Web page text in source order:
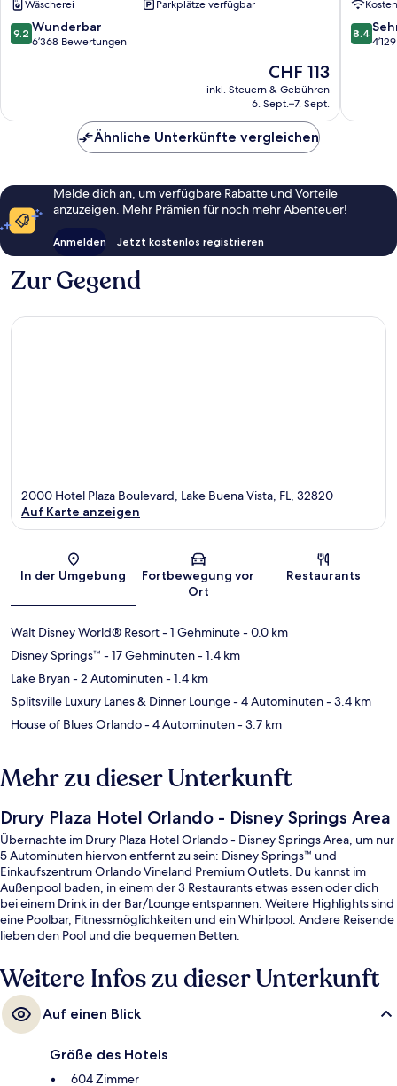
Buena
Vista/Orlando
Orlando
Wäscherei Parkplätze verfügbar
9.2
von
9.2 Wunderbar
6’368 Bewertungen
Der
Preis
beträgt
CHF 113
inkl. Steuern & Gebühren
6. Sept.–7. Sept.
–
Disney
8.4
von
8.4
Ähnliche Unterkünfte vergleichen
Melde dich an, um verfügbare Rabatte und Vorteile
anzuzeigen. Mehr Prämien für noch mehr Abenteuer!
Anmelden Jetzt kostenlos registrieren
Zur Gegend
Karte
2000 Hotel Plaza Boulevard, Lake Buena Vista, FL, 32820
Auf Karte anzeigen
In der Umgebung
Fortbewegung vor
Ort
Restaurants
Walt Disney World® Resort- 1 Gehminute- 0.0 km
Disney Springs™ - 17 Gehminuten- 1.4 km
Lake Bryan- 2 Autominuten- 1.4 km
Splitsville Luxury Lanes & Dinner Lounge- 4 Autominuten- 3.4 km
House of Blues Orlando- 4 Autominuten- 3.7 km
Mehr zu dieser Unterkunft
Drury Plaza Hotel Orlando - Disney Springs Area
Übernachte im Drury Plaza Hotel Orlando - Disney Springs Area, um nur
5 Autominuten hiervon entfernt zu sein: Disney Springs™ und
Einkaufszentrum Orlando Vineland Premium Outlets. Du kannst im
Außenpool baden, in einem der 3 Restaurants etwas essen oder dich
bei einem Drink in der Bar/Lounge entspannen. Weitere Highlights sind
eine Poolbar, Fitnessmöglichkeiten und ein Whirlpool. Andere Reisende
lieben den Pool und die bequemen Betten.
Weitere Infos zu dieser Unterkunft
Auf einen Blick
Größe des Hotels
604 Zimmer